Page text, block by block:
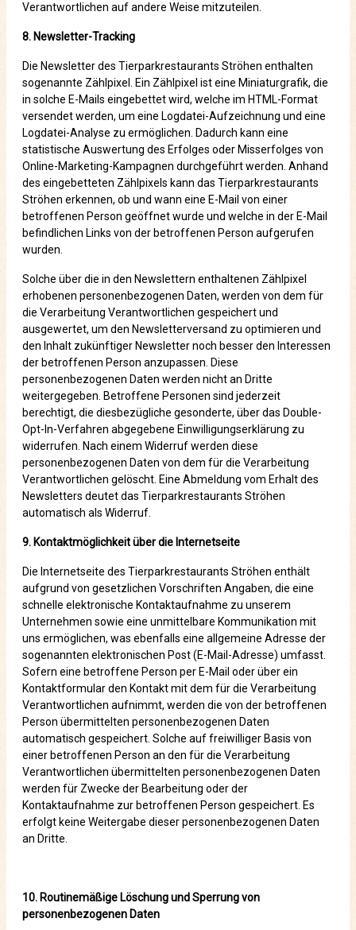
Verantwortlichen auf andere Weise mitzuteilen.
8. Newsletter-Tracking
Die Newsletter des Tierparkrestaurants Ströhen enthalten
sogenannte Zählpixel. Ein Zählpixel ist eine Miniaturgrafik, die
in solche E-Mails eingebettet wird, welche im HTML-Format
versendet werden, um eine Logdatei-Aufzeichnung und eine
Logdatei-Analyse zu ermöglichen. Dadurch kann eine
statistische Auswertung des Erfolges oder Misserfolges von
Online-Marketing-Kampagnen durchgeführt werden. Anhand
des eingebetteten Zählpixels kann das Tierparkrestaurants
Ströhen erkennen, ob und wann eine E-Mail von einer
betroffenen Person geöffnet wurde und welche in der E-Mail
befindlichen Links von der betroffenen Person aufgerufen
wurden.
Solche über die in den Newslettern enthaltenen Zählpixel
erhobenen personenbezogenen Daten, werden von dem für
die Verarbeitung Verantwortlichen gespeichert und
ausgewertet, um den Newsletterversand zu optimieren und
den Inhalt zukünftiger Newsletter noch besser den Interessen
der betroffenen Person anzupassen. Diese
personenbezogenen Daten werden nicht an Dritte
weitergegeben. Betroffene Personen sind jederzeit
berechtigt, die diesbezügliche gesonderte, über das Double-
Opt-In-Verfahren abgegebene Einwilligungserklärung zu
widerrufen. Nach einem Widerruf werden diese
personenbezogenen Daten von dem für die Verarbeitung
Verantwortlichen gelöscht. Eine Abmeldung vom Erhalt des
Newsletters deutet das Tierparkrestaurants Ströhen
automatisch als Widerruf.
9. Kontaktmöglichkeit über die Internetseite
Die Internetseite des Tierparkrestaurants Ströhen enthält
aufgrund von gesetzlichen Vorschriften Angaben, die eine
schnelle elektronische Kontaktaufnahme zu unserem
Unternehmen sowie eine unmittelbare Kommunikation mit
uns ermöglichen, was ebenfalls eine allgemeine Adresse der
sogenannten elektronischen Post (E-Mail-Adresse) umfasst.
Sofern eine betroffene Person per E-Mail oder über ein
Kontaktformular den Kontakt mit dem für die Verarbeitung
Verantwortlichen aufnimmt, werden die von der betroffenen
Person übermittelten personenbezogenen Daten
automatisch gespeichert. Solche auf freiwilliger Basis von
einer betroffenen Person an den für die Verarbeitung
Verantwortlichen übermittelten personenbezogenen Daten
werden für Zwecke der Bearbeitung oder der
Kontaktaufnahme zur betroffenen Person gespeichert. Es
erfolgt keine Weitergabe dieser personenbezogenen Daten
an Dritte.
10. Routinemäßige Löschung und Sperrung von
personenbezogenen Daten